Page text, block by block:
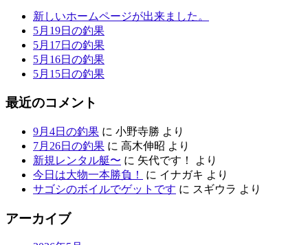
新しいホームページが出来ました。
5月19日の釣果
5月17日の釣果
5月16日の釣果
5月15日の釣果
最近のコメント
9月4日の釣果 に 小野寺勝 より
7月26日の釣果 に 高木伸昭 より
新規レンタル艇〜 に 矢代です！
より
今日は大物一本勝負！
に イナガキ より
サゴシのボイルでゲットです に スギウラ より
アーカイブ